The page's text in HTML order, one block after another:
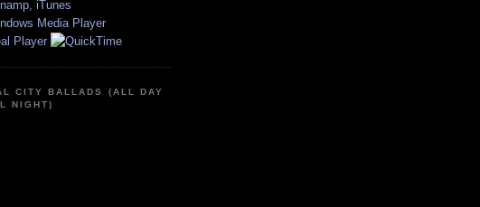
CITY BALLADS (ALL DAY
NIGHT)